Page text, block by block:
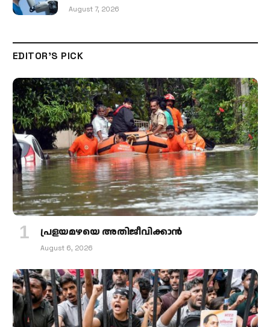
August 7, 2026
EDITOR'S PICK
പ്രളയമഴയെ അതിജീവിക്കാന്‍
August 6, 2026